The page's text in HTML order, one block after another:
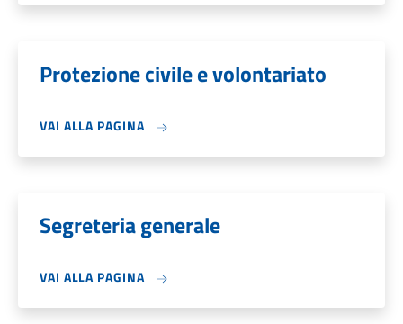
Protezione civile e volontariato
VAI ALLA PAGINA
Segreteria generale
VAI ALLA PAGINA